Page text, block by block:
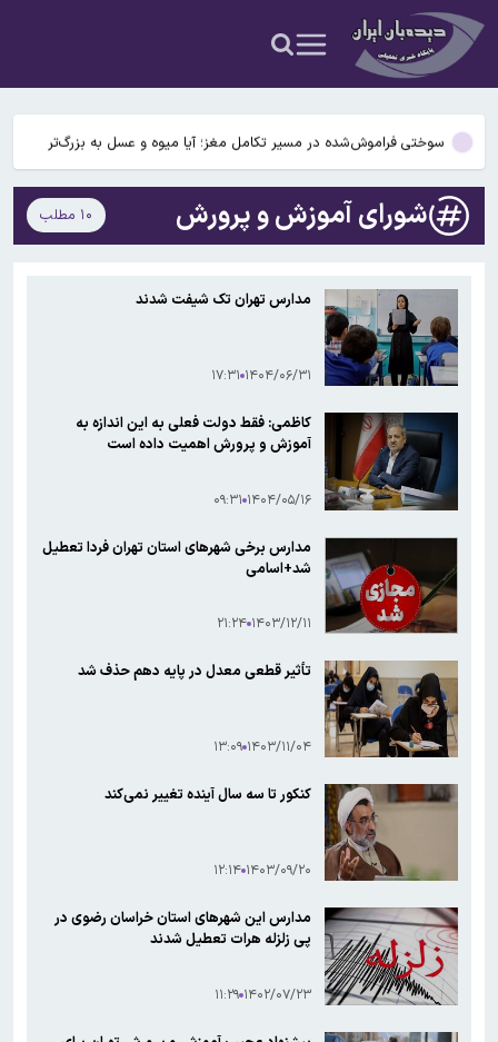
رمزارزی ایالات متحده قرار گرفت
۹ حقیقت درباره داریوش هخامنشی که شاید نمی‌دانستید
بیفوما در پرسپولیس ماندنی شد
سوختی فراموش‌شده در مسیر تکامل مغز؛ آیا میوه و عسل به بزرگ‌تر
شدن مغز انسان کمک کردند؟
آمریکا ۵ فرد و ۱۳ شرکت و صرافی را تحریم کرد+اسامی
آمریکا آبان تتر را تحریم کرد؛ یک صرافی ایرانی دیگر در فهرست تحریم‌های
…
شورای آموزش و پرورش ۱۰ مطلب
مدارس تهران تک شیفت شدند
۱۴۰۴/۰۶/۳۱ ۱۷:۳۱
کاظمی: فقط دولت فعلی به این اندازه به
آموزش و پرورش اهمیت داده است
۱۴۰۴/۰۵/۱۶ ۰۹:۳۱
مدارس برخی شهرهای استان تهران فردا تعطیل
شد+اسامی
۱۴۰۳/۱۲/۱۱ ۲۱:۲۴
تأثیر قطعی معدل در پایه دهم حذف شد
۱۴۰۳/۱۱/۰۴ ۱۳:۰۹
کنکور تا سه سال آینده تغییر نمی‌کند
۱۴۰۳/۰۹/۲۰ ۱۲:۱۴
مدارس این شهرهای استان خراسان رضوی در
پی زلزله هرات تعطیل شدند
۱۴۰۲/۰۷/۲۳ ۱۱:۲۹